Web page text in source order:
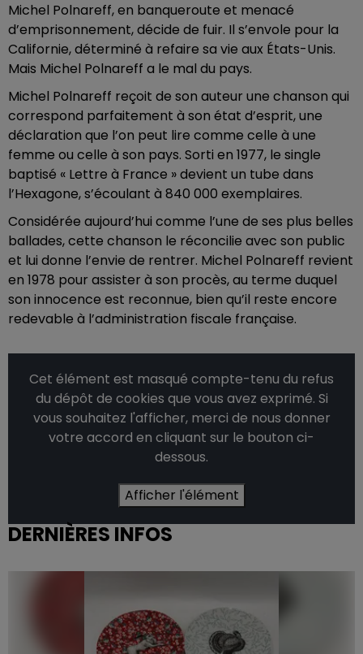
Michel Polnareff, en banqueroute et menacé
d’emprisonnement, décide de fuir. Il s’envole pour la
Californie, déterminé à refaire sa vie aux États-Unis.
Mais Michel Polnareff a le mal du pays.
Michel Polnareff reçoit de son auteur une chanson qui
correspond parfaitement à son état d’esprit, une
déclaration que l’on peut lire comme celle à une
femme ou celle à son pays. Sorti en 1977, le single
baptisé « Lettre à France » devient un tube dans
l’Hexagone, s’écoulant à 840 000 exemplaires.
Considérée aujourd’hui comme l’une de ses plus belles
ballades, cette chanson le réconcilie avec son public
et lui donne l’envie de rentrer. Michel Polnareff revient
en 1978 pour assister à son procès, au terme duquel
son innocence est reconnue, bien qu’il reste encore
redevable à l’administration fiscale française.
Cet élément est masqué compte-tenu du refus
du dépôt de cookies que vous avez exprimé. Si
vous souhaitez l'afficher, merci de nous donner
votre accord en cliquant sur le bouton ci-
dessous.
Afficher l'élément
DERNIÈRES INFOS